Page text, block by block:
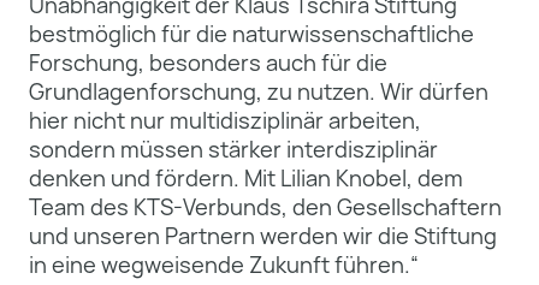
bestmöglich für die naturwissenschaftliche
Forschung, besonders auch für die
Grundlagenforschung, zu nutzen. Wir dürfen
hier nicht nur multidisziplinär arbeiten,
sondern müssen stärker interdisziplinär
denken und fördern. Mit Lilian Knobel, dem
Team des KTS-Verbunds, den Gesellschaftern
und unseren Partnern werden wir die Stiftung
in eine wegweisende Zukunft führen.“